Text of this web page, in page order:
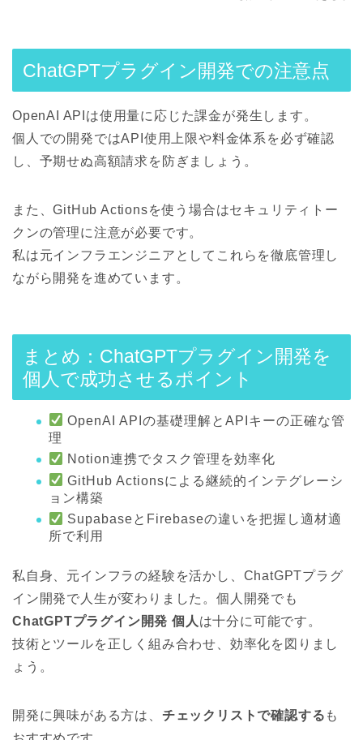
ChatGPTプラグイン開発での注意点
OpenAI APIは使用量に応じた課金が発生します。
個人での開発ではAPI使用上限や料金体系を必ず確認
し、予期せぬ高額請求を防ぎましょう。
また、GitHub Actionsを使う場合はセキュリティトー
クンの管理に注意が必要です。
私は元インフラエンジニアとしてこれらを徹底管理し
ながら開発を進めています。
まとめ：ChatGPTプラグイン開発を
個人で成功させるポイント
OpenAI APIの基礎理解とAPIキーの正確な管
理
Notion連携でタスク管理を効率化
GitHub Actionsによる継続的インテグレーシ
ョン構築
SupabaseとFirebaseの違いを把握し適材適
所で利用
私自身、元インフラの経験を活かし、ChatGPTプラグ
イン開発で人生が変わりました。個人開発でも
ChatGPTプラグイン開発 個人は十分に可能です。
技術とツールを正しく組み合わせ、効率化を図りまし
ょう。
開発に興味がある方は、 チェックリストで確認する も